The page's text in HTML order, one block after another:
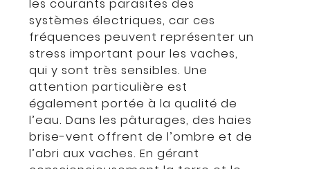
les courants parasites des
systèmes électriques, car ces
fréquences peuvent représenter un
stress important pour les vaches,
qui y sont très sensibles. Une
attention particulière est
également portée à la qualité de
l’eau. Dans les pâturages, des haies
brise-vent offrent de l’ombre et de
l’abri aux vaches. En gérant